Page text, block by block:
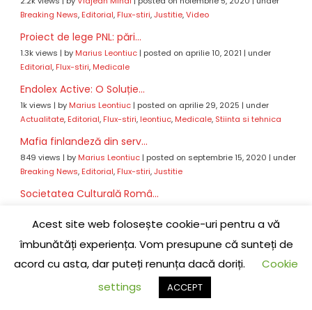
Breaking News, Editorial, Flux-stiri,Justitie,Video
Proiect de lege PNL: pări...
1.3k views | by Marius Leontiuc| posted on aprilie 10, 2021 | under
Editorial, Flux-stiri, Medicale
Endolex Active: O Soluție...
1k views | by Marius Leontiuc| posted on aprilie 29, 2025 | under
Actualitate, Editorial, Flux-stiri, leontiuc, Medicale, Stiinta si tehnica
Mafia finlandeză din serv...
849 views | by Marius Leontiuc| posted on septembrie 15, 2020 | under
Breaking News, Editorial, Flux-stiri,Justitie
Societatea Culturală Româ...
Cultura - Religie
Tinu Leontiuc a plecat la...
461 views|byMarius Leontiuc| posted on aprilie 7, 2020| underBreaking
Flux-stiri
Denunț Public asupra unui...
Acest site web folosește cookie-uri pentru a vă
îmbunătăți experiența. Vom presupune că sunteți de
acord cu asta, dar puteți renunța dacă doriți.
Cookie
settings
ACCEPT